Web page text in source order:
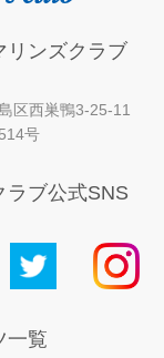
リンズクラブ
島区西巣鴨3-25-11
号
ラブ公式SNS
一覧